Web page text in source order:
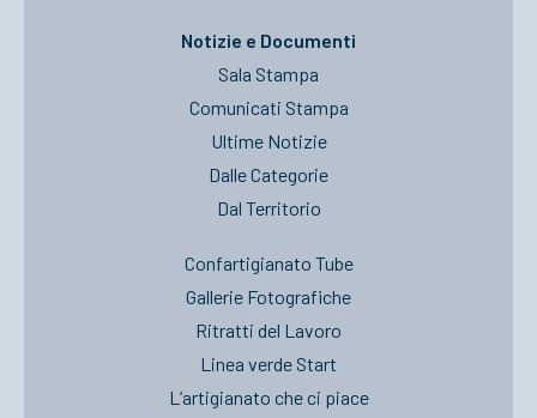
Notizie e Documenti
Sala Stampa
Comunicati Stampa
Ultime Notizie
Dalle Categorie
Dal Territorio
Confartigianato Tube
Gallerie Fotografiche
Ritratti del Lavoro
Linea verde Start
L’artigianato che ci piace